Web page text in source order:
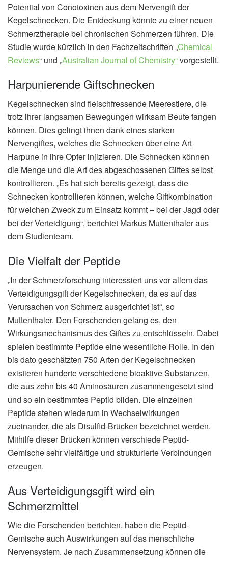
Potential von Conotoxinen aus dem Nervengift der
Kegelschnecken. Die Entdeckung könnte zu einer neuen
Schmerztherapie bei chronischen Schmerzen führen. Die
Studie wurde kürzlich in den Fachzeitschriften „Chemical
Reviews“ und „Australian Journal of Chemistry“vorgestellt.
Harpunierende Giftschnecken
Kegelschnecken sind fleischfressende Meerestiere, die
trotz ihrer langsamen Bewegungen wirksam Beute fangen
können. Dies gelingt ihnen dank eines starken
Nervengiftes, welches die Schnecken über eine Art
Harpune in ihre Opfer injizieren. Die Schnecken können
die Menge und die Art des abgeschossenen Giftes selbst
kontrollieren. „Es hat sich bereits gezeigt, dass die
Schnecken kontrollieren können, welche Giftkombination
für welchen Zweck zum Einsatz kommt – bei der Jagd oder
bei der Verteidigung“, berichtet Markus Muttenthaler aus
dem Studienteam.
Die Vielfalt der Peptide
„In der Schmerzforschung interessiert uns vor allem das
Verteidigungsgift der Kegelschnecken, da es auf das
Verursachen von Schmerz ausgerichtet ist“, so
Muttenthaler. Den Forschenden gelang es, den
Wirkungsmechanismus des Giftes zu entschlüsseln. Dabei
spielen bestimmte Peptide eine wesentliche Rolle. In den
bis dato geschätzten 750 Arten der Kegelschnecken
existieren hunderte verschiedene bioaktive Substanzen,
die aus zehn bis 40 Aminosäuren zusammengesetzt sind
und so ein bestimmtes Peptid bilden. Die einzelnen
Peptide stehen wiederum in Wechselwirkungen
zueinander, die als Disulfid-Brücken bezeichnet werden.
Mithilfe dieser Brücken können verschiede Peptid-
Gemische sehr vielfältige und strukturierte Verbindungen
erzeugen.
Aus Verteidigungsgift wird ein
Schmerzmittel
Wie die Forschenden berichten, haben die Peptid-
Gemische auch Auswirkungen auf das menschliche
Nervensystem. Je nach Zusammensetzung können die